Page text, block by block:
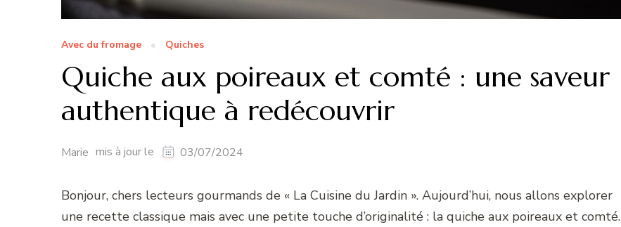
Avec du fromage Quiches
Quiche aux poireaux et comté : une saveur
authentique à redécouvrir
Marie mis à jour le 03/07/2024
Bonjour, chers lecteurs gourmands de « La Cuisine du Jardin ». Aujourd’hui, nous allons explorer
une recette classique mais avec une petite touche d’originalité : la quiche aux poireaux et comté.